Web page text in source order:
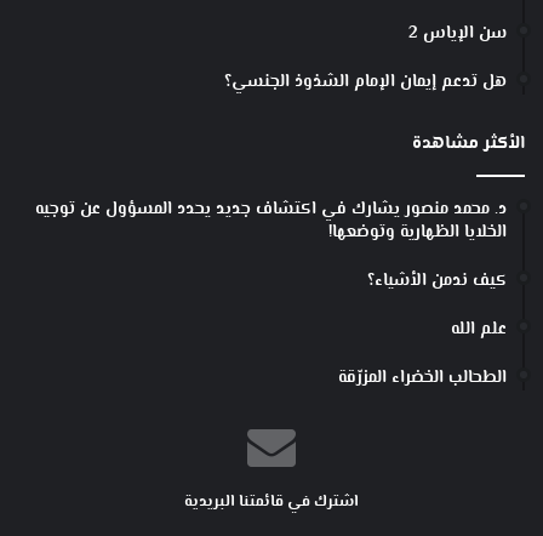
سن الإياس 2
هل تدعم إيمان الإمام الشذوذ الجنسي؟
الأكثر مشاهدة
د. محمد منصور يشارك في اكتشاف جديد يحدد المسؤول عن توجيه
الخلايا الظهارية وتوضعها!
كيف ندمن الأشياء؟
علم الله
الطحالب الخضراء المزرّقة
اشترك في قائمتنا البريدية